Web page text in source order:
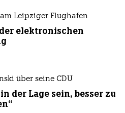
Leipziger Flughafen
elektronischen
über seine CDU
der Lage sein, besser zu